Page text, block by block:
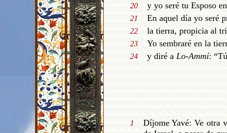
20 y yo seré tu Esposo
21 En aquel día yo seré
22 la tierra, propicia al
23 Yo sembraré en la
24 y diré aLo-Ammí:
1
Díjome Yavé: Ve otra